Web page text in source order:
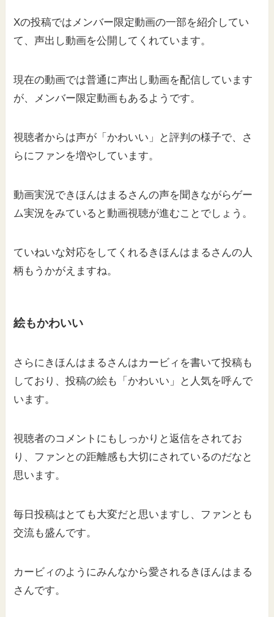
Xの投稿ではメンバー限定動画の一部を紹介してい
て、声出し動画を公開してくれています。
現在の動画では普通に声出し動画を配信しています
が、メンバー限定動画もあるようです。
視聴者からは声が「かわいい」と評判の様子で、さ
らにファンを増やしています。
動画実況できほんはまるさんの声を聞きながらゲー
ム実況をみていると動画視聴が進むことでしょう。
ていねいな対応をしてくれるきほんはまるさんの人
柄もうかがえますね。
絵もかわいい
さらにきほんはまるさんはカービィを書いて投稿も
しており、投稿の絵も「かわいい」と人気を呼んで
います。
視聴者のコメントにもしっかりと返信をされてお
り、ファンとの距離感も大切にされているのだなと
思います。
毎日投稿はとても大変だと思いますし、ファンとも
交流も盛んです。
カービィのようにみんなから愛されるきほんはまる
さんです。